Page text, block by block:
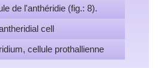
de l'anthéridie (fig.: 8).
cell
cellule prothallienne